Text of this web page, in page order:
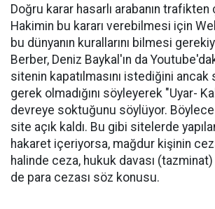
Doğru karar hasarlı arabanın
Hakimin bu kararı verebilmesi için
bu dünyanın kurallarını bilmesi
Berber, Deniz Baykal'ın da
sitenin kapatılmasını istediğini ancak
gerek olmadığını söyleyerek "Uyar-
devreye soktuğunu söylüyor. Böylece
site açık kaldı. Bu gibi sitelerde
hakaret içeriyorsa, mağdur kişinin
halinde ceza, hukuk davası
de para cezası söz konusu.